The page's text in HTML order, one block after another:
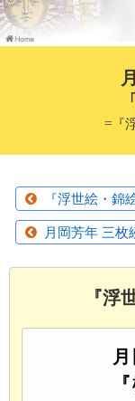
=『
『浮世絵・錦
月岡芳年 三枚
『浮